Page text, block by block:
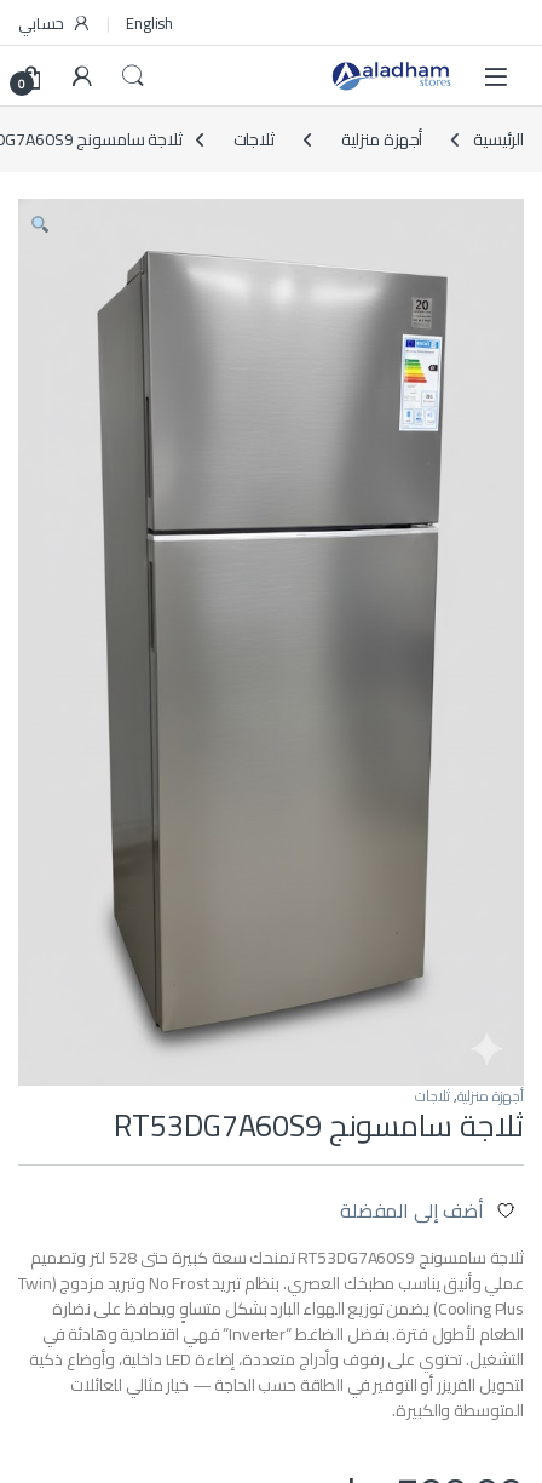
English حسابي
0
الرئيسية أجهزة منزلية ثلاجات ثلاجة سامسونج ‎RT53DG7A60S9‎
أجهزة منزلية,ثلاجات
ثلاجة سامسونج ‎RT53DG7A60S9‎
أضف إلى المفضلة
ثلاجة سامسونج ‎RT53DG7A60S9‎ تمنحك سعة كبيرة حتى 528 لتر وتصميم
عملي وأنيق يناسب مطبخك العصري. بنظام تبريد No Frost وتبريد مزدوج (Twin
Cooling Plus) يضمن توزيع الهواء البارد بشكل متساوٍ ويحافظ على نضارة
الطعام لأطول فترة. بفضل الضاغط “Inverter” فهي اقتصادية وهادئة في
التشغيل. تحتوي على رفوف وأدراج متعددة، إضاءة LED داخلية، وأوضاع ذكية
لتحويل الفريزر أو التوفير في الطاقة حسب الحاجة — خيار مثالي للعائلات
المتوسطة والكبيرة.